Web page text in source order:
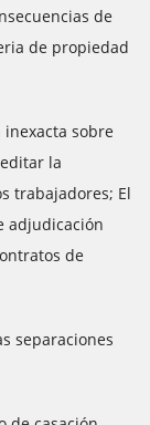
de
de propiedad
sobre
la
trabajadores; El
adjudicación
de
separaciones